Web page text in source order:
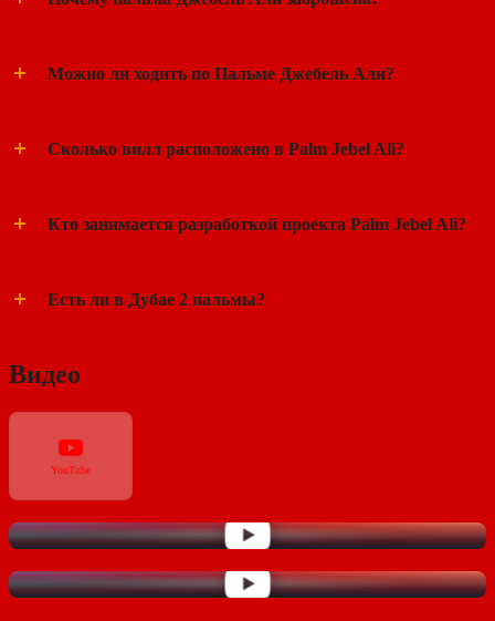
Можно ли ходить по Пальме Джебель Али?
Сколько вилл расположено в Palm Jebel Ali?
Кто занимается разработкой проекта Palm Jebel Ali?
Есть ли в Дубае 2 пальмы?
Видео
YouTube